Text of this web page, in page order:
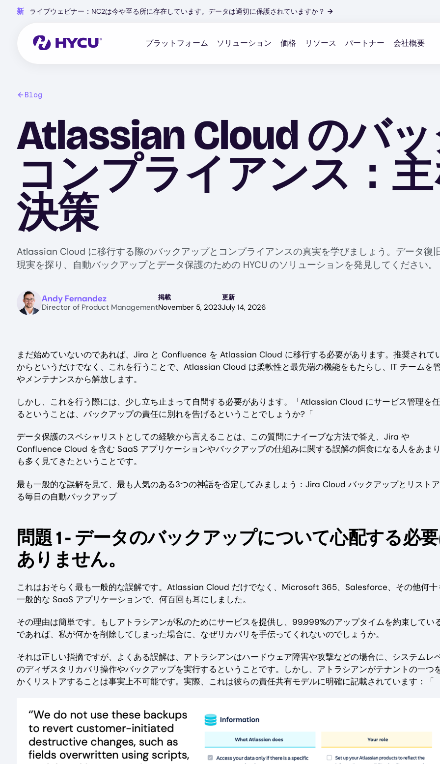
新 ライブウェビナー：NC2は今や至る所に存在しています。データは適切に保護されていますか？ →
プラットフォーム ソリューション 価格 リソース パートナー 会社概要
Blog
Atlassian Cloud のバ
コンプライアンス：
決策
Atlassian Cloud に移行する際のバックアップとコンプライアンスの真実を学びましょう。データ復
現実を探り、自動バックアップとデータ保護のための HYCU のソリューションを発見してください。
Image Andy Fernandez
Director of Product Management
掲載
November 5, 2023
更新
July 14, 2026
まだ始めていないのであれば、Jira と Confluence を Atlassian Cloud に移行する必要があります。推奨されて
からというだけでなく、これを行うことで、Atlassian Cloud は柔軟性と最先端の機能をもたらし、IT チームを
やメンテナンスから解放します。
しかし、これを行う際には、少し立ち止まって自問する必要があります。「Atlassian Cloud にサービス管理を
るということは、バックアップの責任に別れを告げるということでしょうか?「
データ保護のスペシャリストとしての経験から言えることは、この質問にナイーブな方法で答え、Jira や
Confluence Cloud を含む SaaS アプリケーションやバックアップの仕組みに関する誤解の餌食になる人をあま
も多く見てきたということです。
最も一般的な誤解を見て、最も人気のある3つの神話を否定してみましょう：Jira Cloud バックアップとリスト
る毎日の自動バックアップ
問題 1 - データのバックアップについて心配する必
ありません。
これはおそらく最も一般的な誤解です。Atlassian Cloud だけでなく、Microsoft 365、Salesforce、その他何十
一般的な SaaS アプリケーションで、何百回も耳にしました。
その理由は簡単です。もしアトラシアンが私のためにサービスを提供し、99.999%のアップタイムを約束してい
であれば、私が何かを削除してしまった場合に、なぜリカバリを手伝ってくれないのでしょうか。
それは正しい指摘ですが、よくある誤解は、アトラシアンはハードウェア障害や攻撃などの場合に、システムレ
のディザスタリカバリ操作やバックアップを実行するということです。しかし、アトラシアンがテナントの一つ
かくリストアすることは事実上不可能です。実際、これは彼らの責任共有モデルに明確に記載されています：「